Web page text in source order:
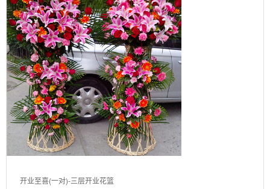
开业至喜(一对)-三层开业花篮